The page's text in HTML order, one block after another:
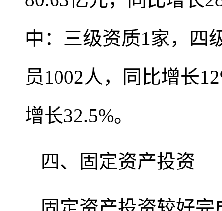
中：三级资质1家，四
员1002人，同比增长
增长32.5%。
四、固定资产投资